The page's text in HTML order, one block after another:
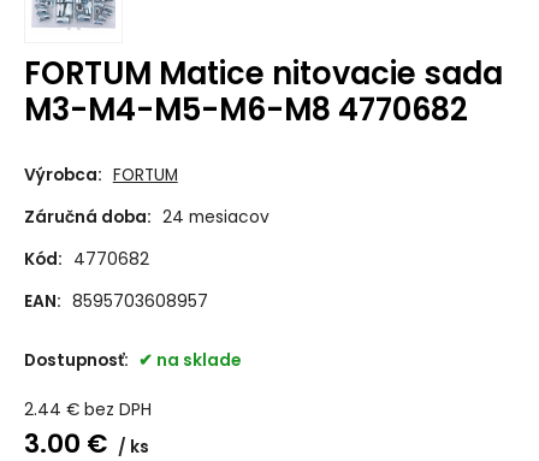
FORTUM Matice nitovacie sada
M3-M4-M5-M6-M8 4770682
Výrobca: FORTUM
Záručná doba: 24 mesiacov
Kód: 4770682
EAN: 8595703608957
Dostupnosť: na sklade
2.44 € bez DPH
3.00 € ks